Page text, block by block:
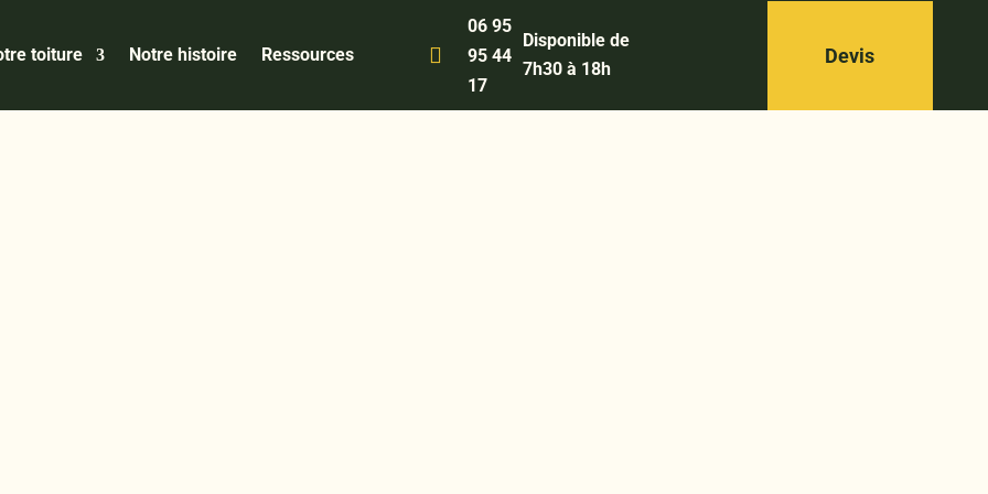
toiture Notre histoire Ressources 
06 95
95 44
17
Disponible de
7h30 à 18h
Devis